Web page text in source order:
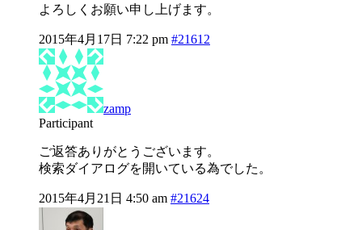
よろしくお願い申し上げます。
2015年4月17日 7:22 pm #21612
zamp
Participant
ご返答ありがとうございます。
検索ダイアログを開いている為でした。
2015年4月21日 4:50 am #21624